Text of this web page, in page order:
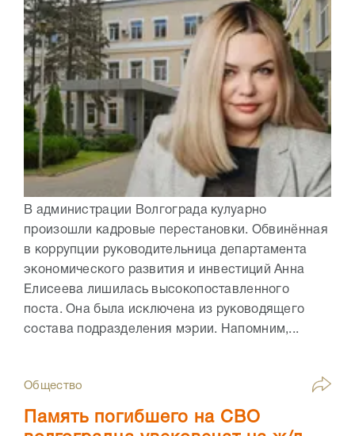
В администрации Волгограда кулуарно
произошли кадровые перестановки. Обвинённая
в коррупции руководительница департамента
экономического развития и инвестиций Анна
Елисеева лишилась высокопоставленного
поста. Она была исключена из руководящего
состава подразделения мэрии. Напомним,...
Общество
Память погибшего на СВО